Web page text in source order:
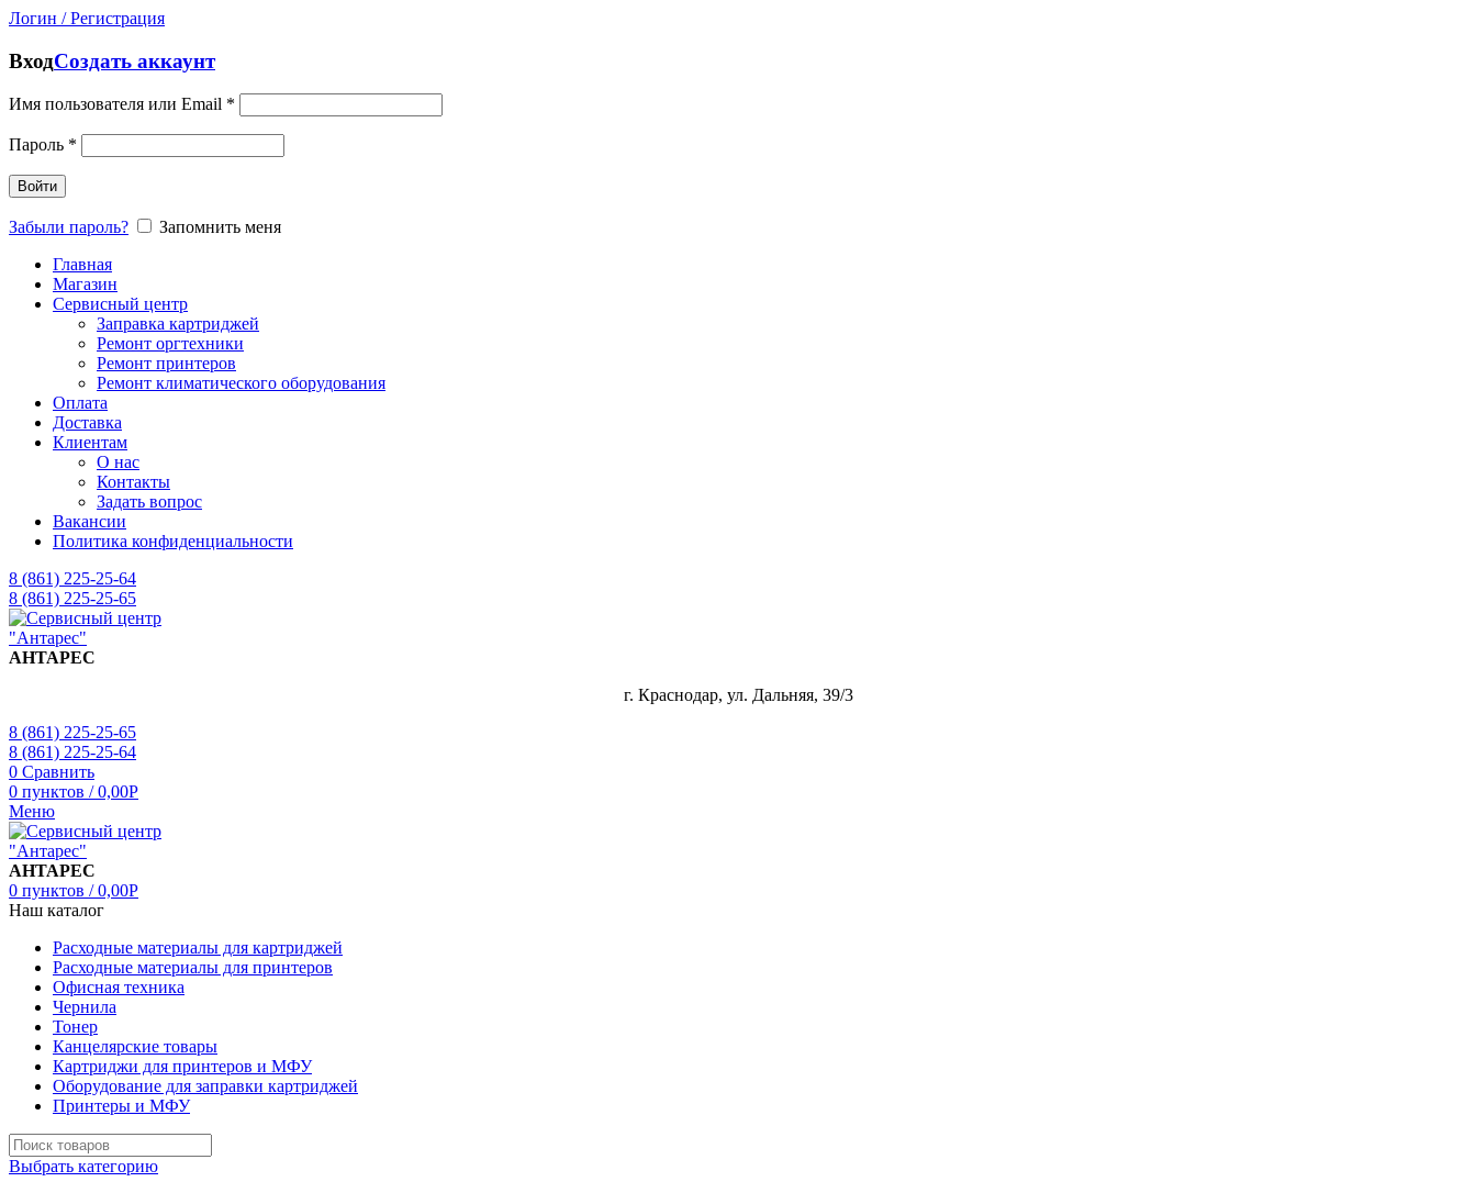
Логин / Регистрация
ВходСоздать аккаунт
Имя пользователя или Email *
Пароль *
Войти
Забыли пароль?
Запомнить меня
Главная
Магазин
Сервисный центр
Заправка картриджей
Ремонт оргтехники
Ремонт принтеров
Ремонт климатического оборудования
Оплата
Доставка
Клиентам
О нас
Контакты
Задать вопрос
Вакансии
Политика конфиденциальности
8 (861) 225-25-64
8 (861) 225-25-65
АНТАРЕС
г. Краснодар, ул. Дальняя, 39/3
8 (861) 225-25-65
8 (861) 225-25-64
0 Сравнить
0 пунктов / 0,00Р
Меню
АНТАРЕС
0 пунктов / 0,00Р
Наш каталог
Расходные материалы для картриджей
Расходные материалы для принтеров
Офисная техника
Чернила
Тонер
Канцелярские товары
Картриджи для принтеров и МФУ
Оборудование для заправки картриджей
Принтеры и МФУ
Выбрать категорию